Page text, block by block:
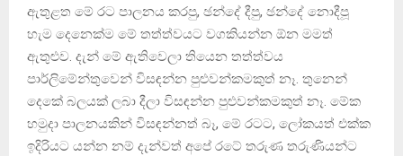
ඇතුළත මේ රට පාලනය කරපු, ඡන්දේ දීපු, ඡන්දේ නොදීපූ
හැම දෙනෙක්ම මේ තත්ත්වයට වගකියන්න ඕන මමත්
ඇතුළුව. දැන් මේ ඇතිවෙලා තියෙන තත්ත්වය
පාර්ලිමේන්තුවෙන් විසඳන්න පුළුවන්කමකුත් නෑ. තුනෙන්
දෙකේ බලයක් ලබා දීලා විසඳන්න පුළුවන්කමකුත් නෑ. මේක
හමුදා පාලනයකින් විසඳන්නත් බෑ, මේ රටට, ලෝකයත් එක්ක
ඉදිරියට යන්න නම් දැන්වත් අපේ රටේ තරුණ තරුණියන්ට